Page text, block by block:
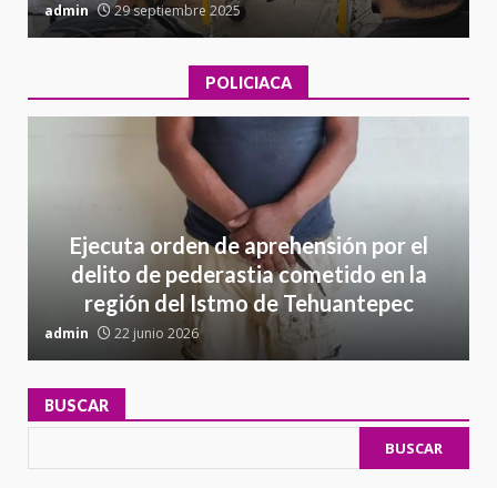
admin 29 septiembre 2025
POLICIACA
Ejecuta orden de aprehensión por el
delito de pederastia cometido en la
región del Istmo de Tehuantepec
admin 22 junio 2026
BUSCAR
BUSCAR